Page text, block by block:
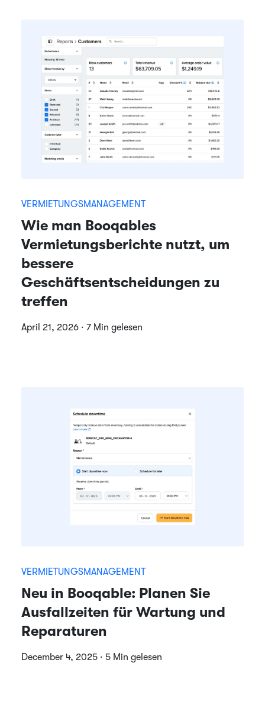
VERMIETUNGSMANAGEMENT
Wie man Booqables
Vermietungsberichte nutzt, um
bessere
Geschäftsentscheidungen zu
treffen
April 21, 2026 · 7 Min gelesen
VERMIETUNGSMANAGEMENT
Neu in Booqable: Planen Sie
Ausfallzeiten für Wartung und
Reparaturen
December 4, 2025 · 5 Min gelesen